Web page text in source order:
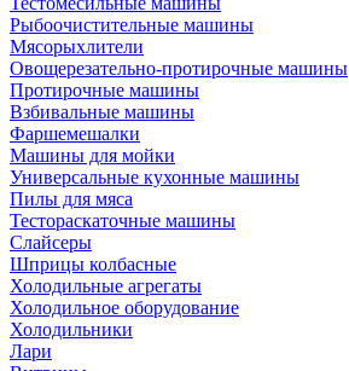
Рыбоочистительные машины
Мясорыхлители
Овощерезательно-протирочные машины
Протирочные машины
Взбивальные машины
Фаршемешалки
Машины для мойки
Универсальные кухонные машины
Пилы для мяса
Тестораскаточные машины
Слайсеры
Шприцы колбасные
Холодильные агрегаты
Холодильное оборудование
Холодильники
Лари